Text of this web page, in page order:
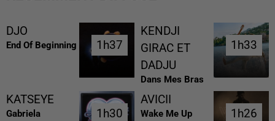
DJO
End Of Beginning 1h37
1h37
KENDJI
GIRAC ET
DADJU
Dans Mes Bras
1h33
1h33
KATSEYE
Gabriela 1h30
1h30
AVICII
Wake Me Up 1h26
1h26